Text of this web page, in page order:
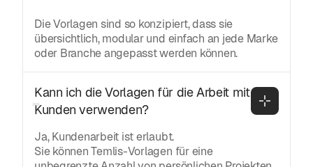
Die Vorlagen sind so konzipiert, dass sie
übersichtlich, modular und einfach an jede Marke
oder Branche angepasst werden können.
Kann ich die Vorlagen für die Arbeit mit
Kunden verwenden?
Ja, Kundenarbeit ist erlaubt.
Sie können Temlis-Vorlagen für eine